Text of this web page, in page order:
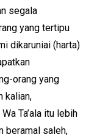
segala
yang tertipu
dikaruniai (harta)
orang yang
kalian,
Ta’ala itu lebih
beramal saleh,